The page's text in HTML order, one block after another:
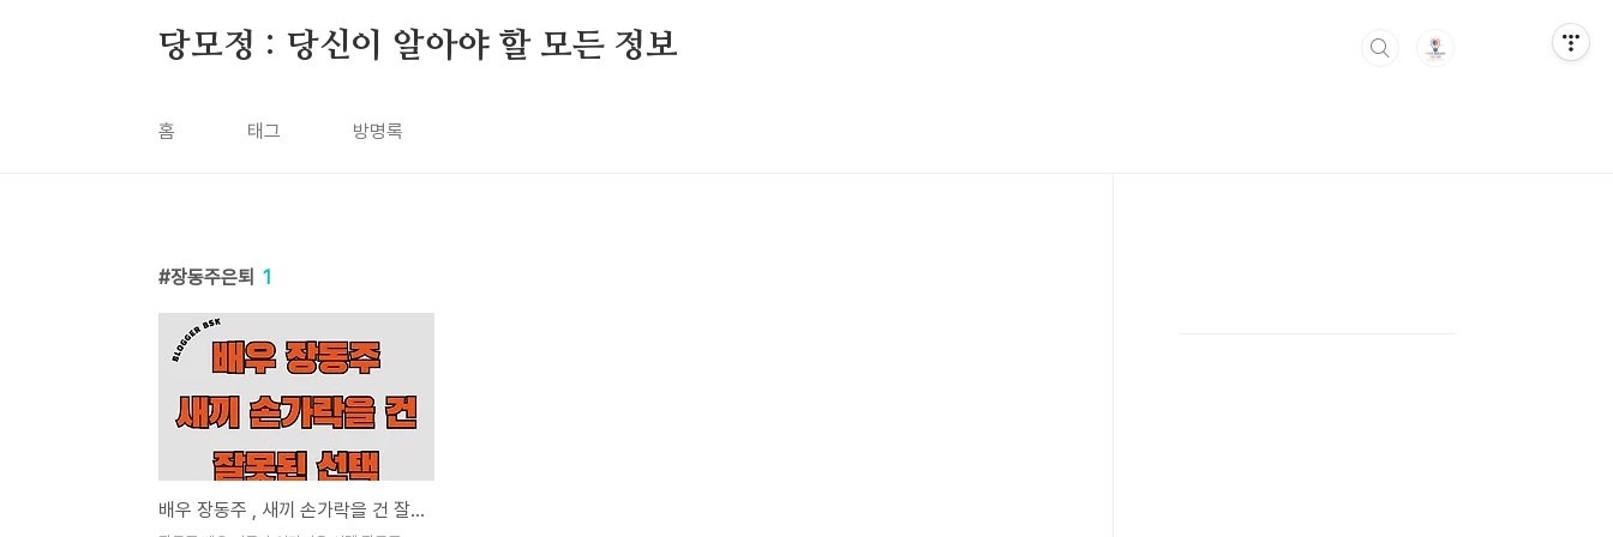
당모정 : 당신이 알아야 할 모든 정보
홈 태그 방명록
장동주은퇴 1
배우 장동주 , 새끼 손가락을 건 잘못된 선택